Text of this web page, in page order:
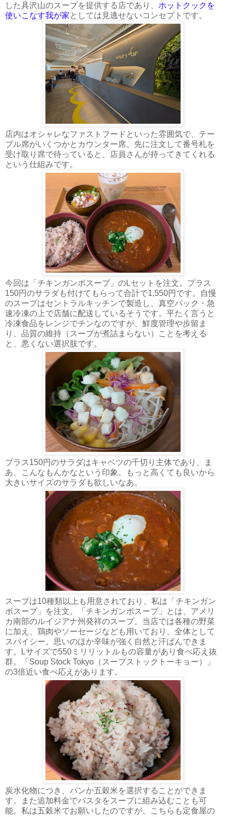
した具沢山のスープを提供する店であり、 ホットクックを
使いこなす我が家 としては見逃せないコンセプトです。
店内はオシャレなファストフードといった雰囲気で、テー
ブル席がいくつかとカウンター席。先に注文して番号札を
受け取り席で待っていると、店員さんが持ってきてくれる
という仕組みです。
今回は「チキンガンボスープ」のLセットを注文。プラス
150円のサラダも付けてもらって合計で1,550円です。自慢
のスープはセントラルキッチンで製造し、真空パック・急
速冷凍の上で店舗に配送しているそうです。平たく言うと
冷凍食品をレンジでチンなのですが、鮮度管理や歩留ま
り、品質の維持（スープが煮詰まらない）ことを考える
と、悪くない選択肢です。
プラス150円のサラダはキャベツの千切り主体であり、ま
あ、こんなもんかなという印象。もっと高くても良いから
大きいサイズのサラダも欲しいなあ。
スープは10種類以上も用意されており、私は「チキンガン
ボスープ」を注文。「チキンガンボスープ」とは、アメリ
カ南部のルイジアナ州発祥のスープ。当店では各種の野菜
に加え、鶏肉やソーセージなども用いており、全体として
スパイシー。思いのほか辛味が強く自然と汗ばんできま
す。Lサイズで550ミリリットルもの容量があり食べ応え抜
群。「Soup Stock Tokyo（スープストックトーキョー）」
の3倍近い食べ応えがあります。
炭水化物につき、パンか五穀米を選択することができま
す。また追加料金でパスタをスープに組み込むことも可
能。私は五穀米でお願いしたのですが、こちらも定食屋の